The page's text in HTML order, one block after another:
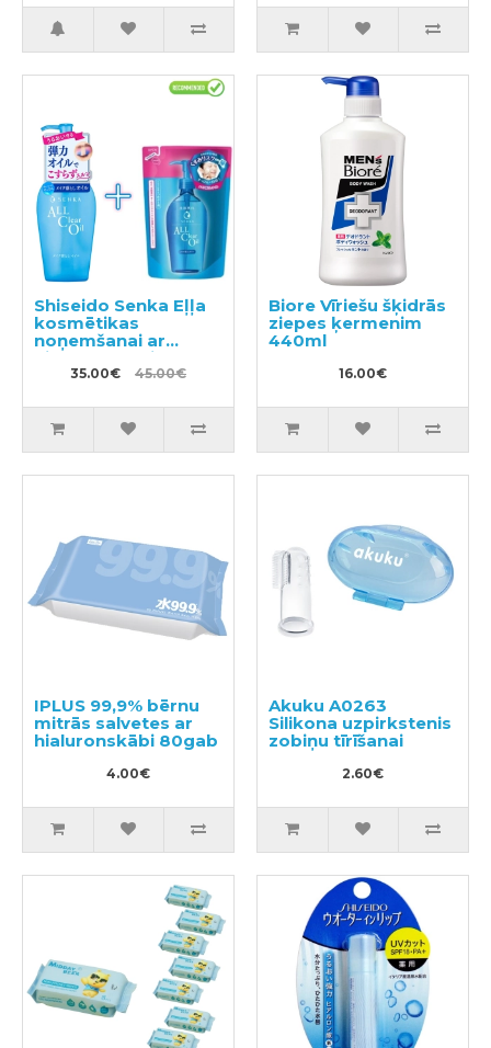
Shiseido Senka Eļļa
kosmētikas
noņemšanai ar
hialuronskābi 230ml
+ pildviela 180ml
35.00€ 45.00€
Biore Vīriešu šķidrās
ziepes ķermenim
440ml
16.00€
IPLUS 99,9% bērnu
mitrās salvetes ar
hialuronskābi 80gab
4.00€
Akuku A0263
Silikona uzpirkstenis
zobiņu tīrīšanai
2.60€